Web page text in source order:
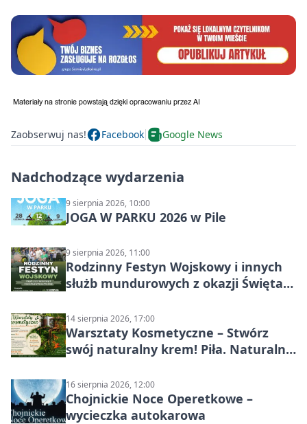
Zaobserwuj nas! Facebook Google News
Nadchodzące wydarzenia
9 sierpnia 2026, 10:00
JOGA W PARKU 2026 w Pile
9 sierpnia 2026, 11:00
Rodzinny Festyn Wojskowy i innych
służb mundurowych z okazji Święta
14 sierpnia 2026, 17:00
Warsztaty Kosmetyczne – Stwórz
swój naturalny krem! Piła. Naturalna
16 sierpnia 2026, 12:00
Chojnickie Noce Operetkowe –
wycieczka autokarowa